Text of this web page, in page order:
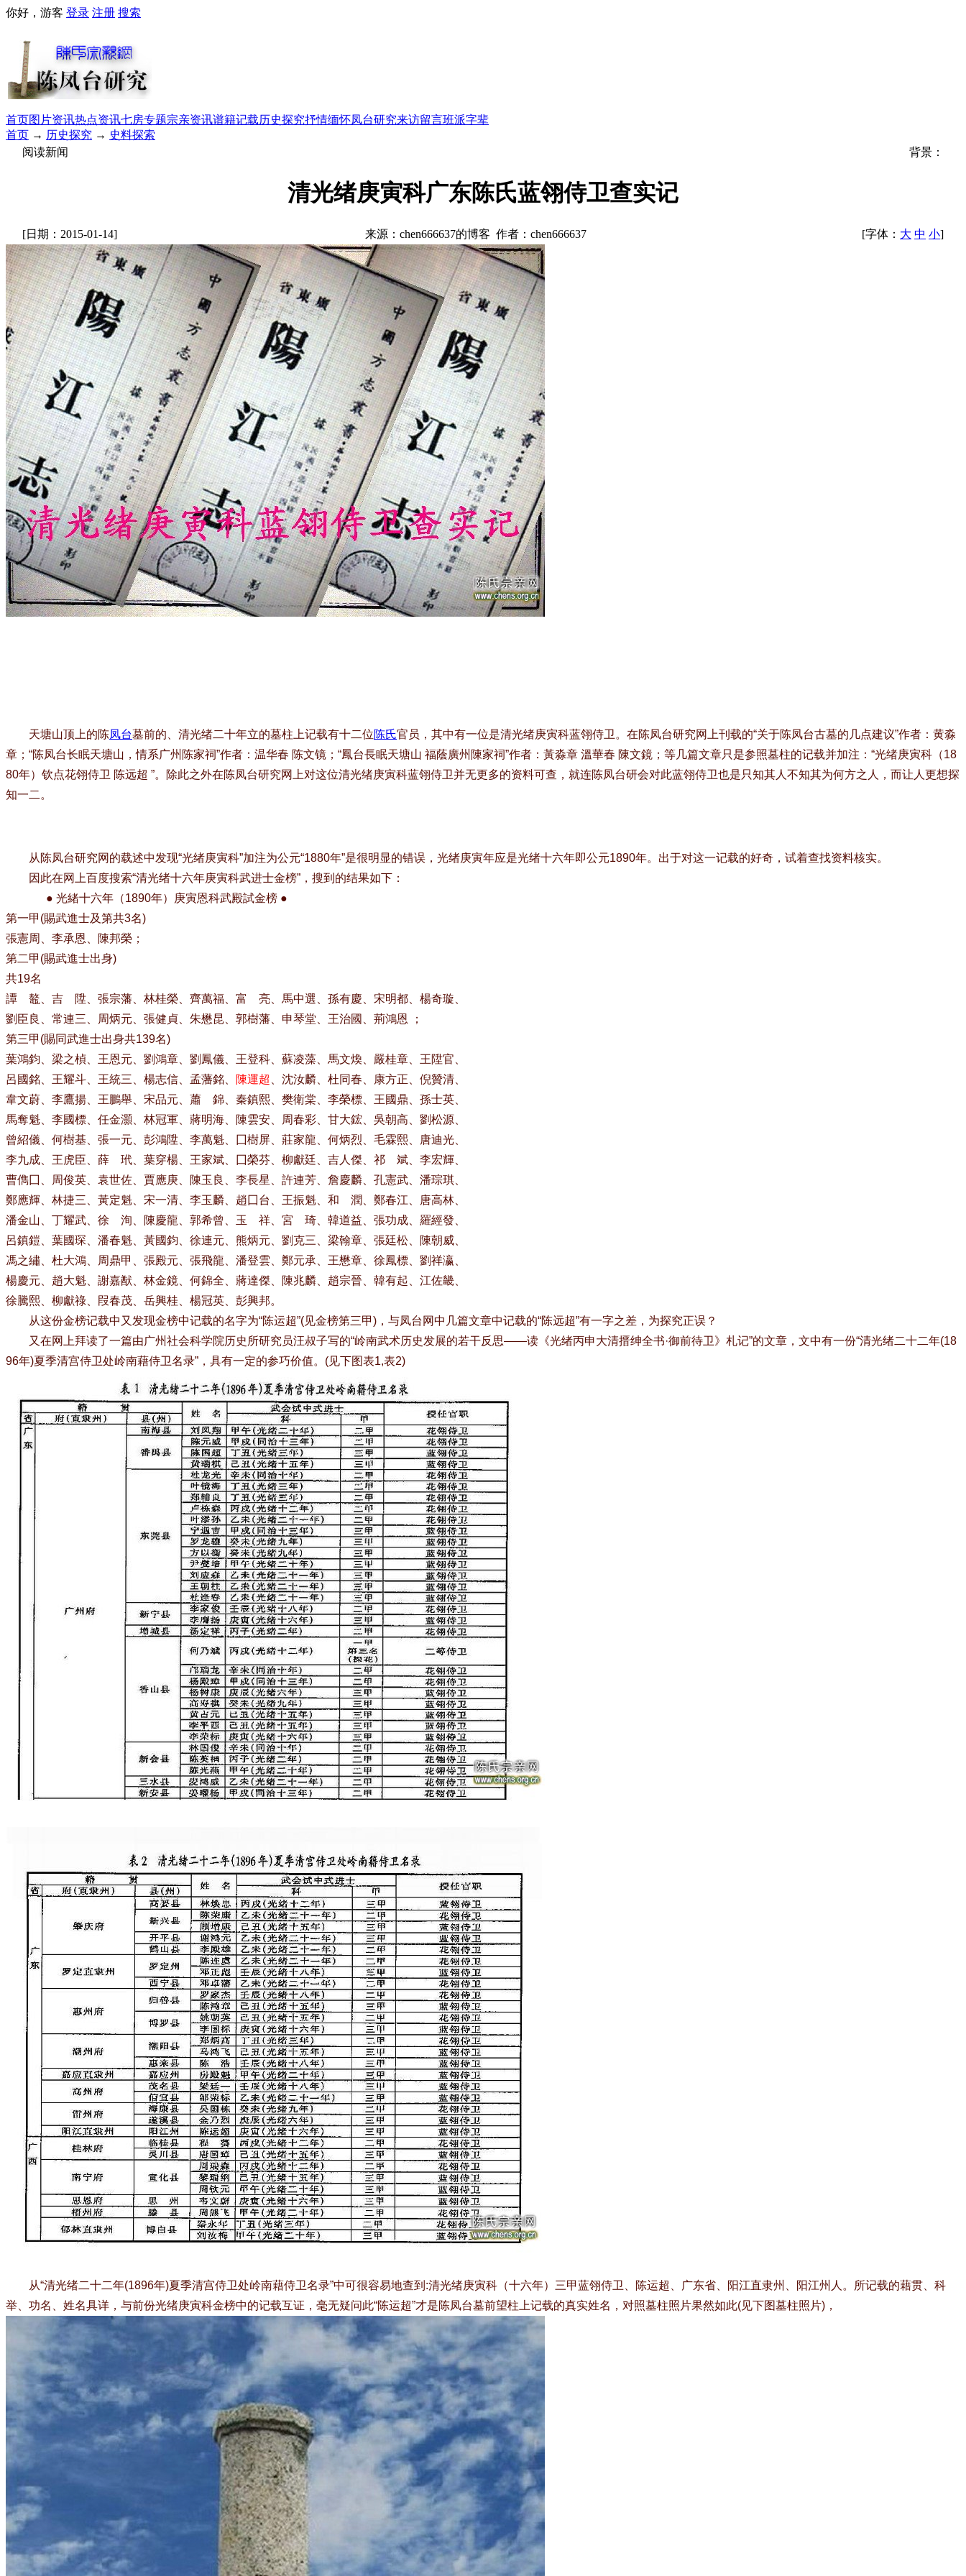
你好，游客 登录 注册 搜索
首页图片资讯热点资讯七房专题宗亲资讯谱籍记载历史探究抒情缅怀凤台研究来访留言班派字辈
首页 → 历史探究 → 史料探索
阅读新闻
背景：
清光绪庚寅科广东陈氏蓝翎侍卫查实记
[日期：2015-01-14] 来源：chen666637的博客 作者：chen666637 [字体： 大 中 小]
天塘山顶上的陈凤台墓前的、清光绪二十年立的墓柱上记载有十二位陈氏官员，其中有一位是清光绪庚寅科蓝翎侍卫。在陈凤台研究网上刊载的“关于陈凤台古墓的几点建议”作者：黄淼
章；“陈凤台长眠天塘山，情系广州陈家祠”作者：温华春 陈文镜；“鳳台長眠天塘山 福蔭廣州陳家祠”作者：黃淼章 溫華春 陳文鏡；等几篇文章只是参照墓柱的记载并加注：“光绪庚寅科（18
80年）钦点花翎侍卫 陈远超 ”。除此之外在陈凤台研究网上对这位清光绪庚寅科蓝翎侍卫并无更多的资料可查，就连陈凤台研会对此蓝翎侍卫也是只知其人不知其为何方之人，而让人更想探
知一二。
从陈凤台研究网的载述中发现“光绪庚寅科”加注为公元“1880年”是很明显的错误，光绪庚寅年应是光绪十六年即公元1890年。出于对这一记载的好奇，试着查找资料核实。
因此在网上百度搜索“清光绪十六年庚寅科武进士金榜”，搜到的结果如下：
● 光緒十六年（1890年）庚寅恩科武殿試金榜 ●
第一甲(賜武進士及第共3名)
張憲周、李承恩、陳邦榮；
第二甲(賜武進士出身)
共19名
譚 鼇、吉 陞、張宗藩、林桂榮、齊萬福、富 亮、馬中選、孫有慶、宋明都、楊奇璇、
劉臣良、常連三、周炳元、張健貞、朱懋昆、郭樹藩、申琴堂、王治國、荊鴻恩 ；
第三甲(賜同武進士出身共139名)
葉鴻鈞、梁之楨、王恩元、劉鴻章、劉鳳儀、王登科、蘇凌藻、馬文煥、嚴桂章、王陞官、
呂國銘、王耀斗、王統三、楊志信、孟藩銘、
陳運超
、沈汝麟、杜同春、康方正、倪贊清、
韋文蔚、李鷹揚、王鵬舉、宋品元、蕭 錦、秦鎮熙、樊衛棠、李榮標、王國鼎、孫士英、
馬奪魁、李國標、任金灝、林冠軍、蔣明海、陳雲安、周春彩、甘大鋐、吳朝高、劉松源、
曾紹儀、何樹基、張一元、彭鴻陞、李萬魁、囗樹屏、莊家龍、何炳烈、毛霖熙、唐迪光、
李九成、王虎臣、薛 玳、葉穿楊、王家斌、囗榮芬、柳獻廷、吉人傑、祁 斌、李宏輝、
曹儁囗、周俊英、袁世佐、賈應庚、陳玉良、李長星、許連芳、詹慶麟、孔憲武、潘琮琪、
鄭應輝、林捷三、黃定魁、宋一清、李玉麟、趙囗台、王振魁、和 潤、鄭春江、唐高林、
潘金山、丁耀武、徐 洵、陳慶龍、郭希曾、玉 祥、宮 琦、韓道益、張功成、羅經發、
呂鎮鎧、葉國琛、潘春魁、黃國鈞、徐連元、熊炳元、劉克三、梁翰章、張廷松、陳朝威、
馮之繡、杜大鴻、周鼎甲、張殿元、張飛龍、潘登雲、鄭元承、王懋章、徐鳳標、劉祥瀛、
楊慶元、趙大魁、謝嘉猷、林金鏡、何錦全、蔣達傑、陳兆麟、趙宗晉、韓有起、江佐畿、
徐騰熙、柳獻祿、叚春茂、岳興桂、楊冠英、彭興邦。
从这份金榜记载中又发现金榜中记载的名字为“陈运超”(见金榜第三甲)，与凤台网中几篇文章中记载的“陈远超”有一字之差，为探究正误？
又在网上拜读了一篇由广州社会科学院历史所研究员汪叔子写的“岭南武术历史发展的若干反思——读《光绪丙申大清搢绅全书·御前待卫》札记”的文章，文中有一份“清光绪二十二年(18
96年)夏季清宫侍卫处岭南藉侍卫名录”，具有一定的参巧价值。(见下图表1,表2)
从“清光绪二十二年(1896年)夏季清宫侍卫处岭南藉侍卫名录”中可很容易地查到:清光绪庚寅科（十六年）三甲蓝翎侍卫、陈运超、广东省、阳江直隶州、阳江州人。所记载的藉贯、科
举、功名、姓名具详，与前份光绪庚寅科金榜中的记载互证，毫无疑问此“陈运超”才是陈凤台墓前望柱上记载的真实姓名，对照墓柱照片果然如此(见下图墓柱照片)，